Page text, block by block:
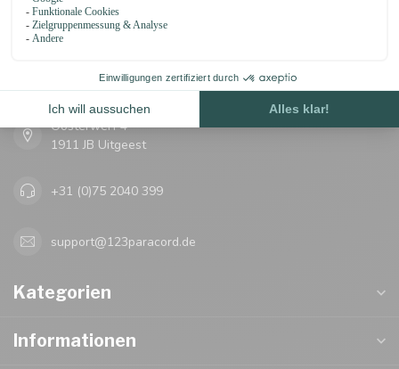
Oosterwerf 4
1911 JB Uitgeest
+31 (0)75 2040 399
support@123paracord.de
Kategorien
Informationen